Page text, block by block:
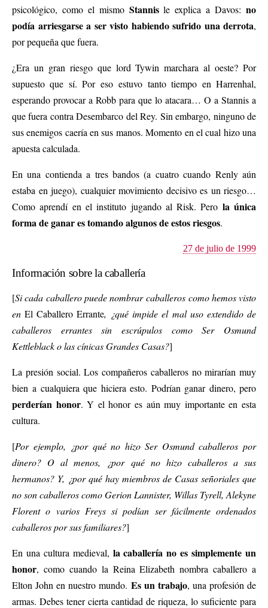
psicológico, como el mismo Stannisle explica a Davos:no
podía arriesgarse a ser visto habiendo sufrido una derrota,
por pequeña que fuera.
¿Era un gran riesgo que lord Tywin marchara al oeste? Por
supuesto que sí. Por eso estuvo tanto tiempo en Harrenhal,
esperando provocar a Robb para que lo atacara… O a Stannis a
que fuera contra Desembarco del Rey. Sin embargo, ninguno de
sus enemigos caería en sus manos. Momento en el cual hizo una
apuesta calculada.
En una contienda a tres bandos (a cuatro cuando Renly aún
estaba en juego), cualquier movimiento decisivo es un riesgo…
Como aprendí en el instituto jugando al Risk. Pero la única
forma de ganar es tomando algunos de estos riesgos.
27 de julio de 1999
Información sobre la caballería
[Si cada caballero puede nombrar caballeros como hemos visto
en El Caballero Errante, ¿qué impide el mal uso extendido de
caballeros errantes sin escrúpulos como Ser Osmund
Kettleblack o las cínicas Grandes Casas?]
La presión social. Los compañeros caballeros no mirarían muy
bien a cualquiera que hiciera esto. Podrían ganar dinero, pero
perderían honor. Y el honor es aún muy importante en esta
cultura.
[Por ejemplo, ¿por qué no hizo Ser Osmund caballeros por
dinero? O al menos, ¿por qué no hizo caballeros a sus
hermanos? Y, ¿por qué hay miembros de Casas señoriales que
no son caballeros como Gerion Lannister, Willas Tyrell, Alekyne
Florent o varios Freys si podían ser fácilmente ordenados
caballeros por sus familiares?]
En una cultura medieval, la caballería no es simplemente un
honor, como cuando la Reina Elizabeth nombra caballero a
Elton John en nuestro mundo. Es un trabajo, una profesión de
armas. Debes tener cierta cantidad de riqueza, lo suficiente para